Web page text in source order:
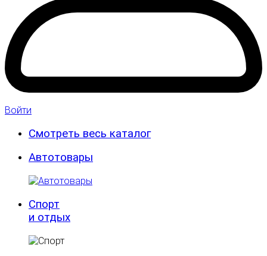
Войти
Смотреть весь каталог
Автотовары
Спорт
и отдых